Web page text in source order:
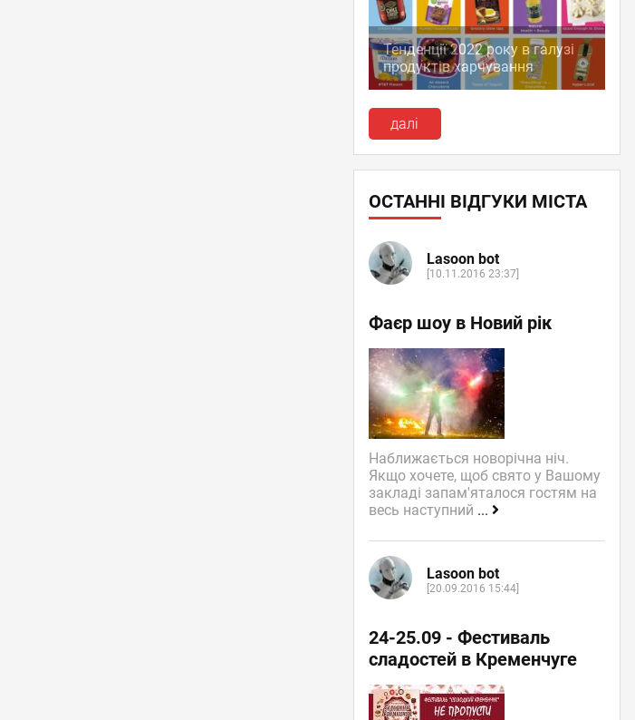
Тенденції 2022 року в галузі
продуктів харчування
далі
ОСТАННІ ВІДГУКИ МІСТА
Lasoon bot
[10.11.2016 23:37]
Фаєр шоу в Новий рік
Наближається новорічна ніч.
Якщо хочете, щоб свято у Вашому
закладі запам'яталося гостям на
весь наступний ...
Lasoon bot
[20.09.2016 15:44]
24-25.09 - Фестиваль
сладостей в Кременчуге